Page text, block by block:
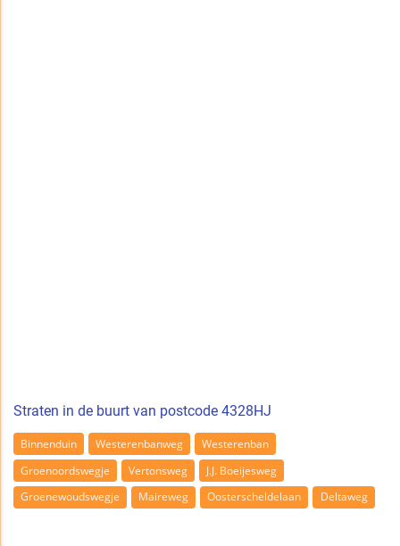
Straten in de buurt van postcode 4328HJ
Binnenduin Westerenbanweg
Westerenban
Groenoordswegje
Vertonsweg
J.J. Boeijesweg
Groenewoudswegje
Maireweg Oosterscheldelaan Deltaweg